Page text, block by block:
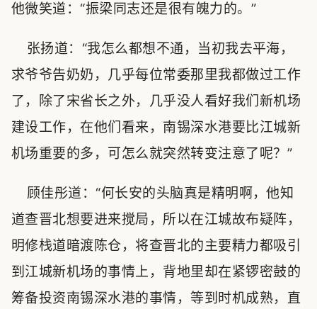
他微笑道：“振梁同志还是很有魄力的。”
张扬道：“我怎么都想不通，当初我去平海，
求爷爷告奶奶，几乎每位常委那里我都做过工作
了，除了宋省长之外，几乎没人看好我们新机场
建设工作，在他们看来，南锡深水港要比江城新
机场重要的多，可怎么就突然转变注意了呢？”
顾佳彤道：“何长安的头脑真是精明啊，他知
道查晋北想要进来搅局，所以在江城故布疑阵，
明修栈道暗渡陈仓，将查晋北的主要精力都吸引
到江城新机场的事情上，背地里却在紧锣密鼓的
筹备投资南锡深水港的事情，等到时机成熟，直